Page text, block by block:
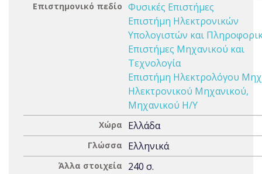
Επιστημονικό πεδίο Φυσικές Επιστήμες
Επιστήμη Ηλεκτρονικών
Υπολογιστών και
Επιστήμες Μηχανικού και
Τεχνολογία
Επιστήμη Ηλεκτρολόγου
Ηλεκτρονικού Μηχανικού,
Μηχανικού Η/Υ
Χώρα Ελλάδα
Γλώσσα Ελληνικά
Άλλα στοιχεία 240 σ.